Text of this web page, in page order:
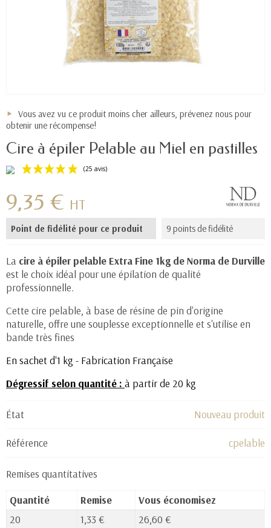
Vous avez vu ce produit moins cher ailleurs, prévenez nous pour
obtenir une récompense!
Cire à épiler Pelable au Miel en pastilles
9,35 € HT
Point de fidélité pour ce produit 9 points de fidélité
La cire à épiler pelable Extra Fine 1kg de Norma de Durville
est le choix idéal pour une épilation de qualité
professionnelle.
Cette cire pelable, à base de résine de pin d'origine
naturelle, offre une souplesse exceptionnelle et s'utilise en
bande très fines
En sachet d'1 kg - Fabrication Française
Dégressif selon quantité : à partir de 20 kg
État Nouveau produit
Référence cpelable
Remises quantitatives
Quantité Remise
Vous économisez
20
1,33 € 26,60 €